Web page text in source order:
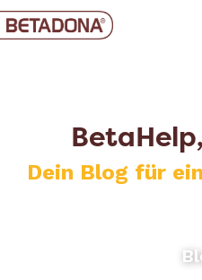
Dein Blog für